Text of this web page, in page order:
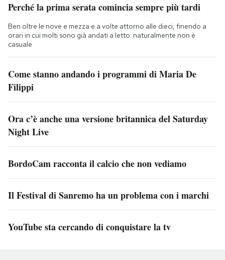
Perché la prima serata comincia sempre più tardi
Ben oltre le nove e mezza e a volte attorno alle dieci, finendo a
orari in cui molti sono già andati a letto: naturalmente non è
casuale
Come stanno andando i programmi di Maria De
Filippi
Ora c’è anche una versione britannica del Saturday
Night Live
BordoCam racconta il calcio che non vediamo
Il Festival di Sanremo ha un problema con i marchi
YouTube sta cercando di conquistare la tv